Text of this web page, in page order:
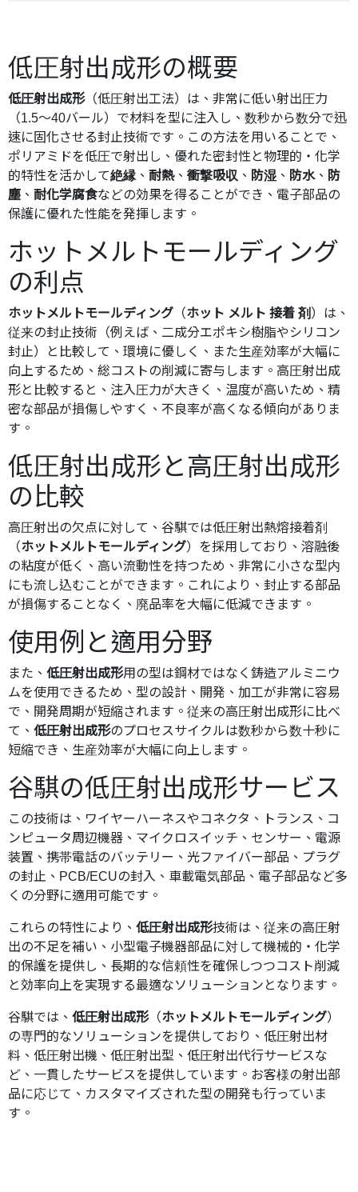
低圧射出成形の概要
低圧射出成形（低圧射出工法）は、非常に低い射出圧力
（1.5〜40バール）で材料を型に注入し、数秒から数分で迅
速に固化させる封止技術です。この方法を用いることで、
ポリアミドを低圧で射出し、優れた密封性と物理的・化学
的特性を活かして絶縁 、 耐熱、 衝撃吸収 、 防湿 、 防水、 防
塵 、 耐化学腐食などの効果を得ることができ、電子部品の
保護に優れた性能を発揮します。
ホットメルトモールディング
の利点
ホットメルトモールディング （ホット メルト 接着 剤 ）は、
従来の封止技術（例えば、二成分エポキシ樹脂やシリコン
封止）と比較して、環境に優しく、また生産効率が大幅に
向上するため、総コストの削減に寄与します。高圧射出成
形と比較すると、注入圧力が大きく、温度が高いため、精
密な部品が損傷しやすく、不良率が高くなる傾向がありま
す。
低圧射出成形と高圧射出成形
の比較
高圧射出の欠点に対して、谷騏では低圧射出熱熔接着剤
（ホットメルトモールディング）を採用しており、溶融後
の粘度が低く、高い流動性を持つため、非常に小さな型内
にも流し込むことができます。これにより、封止する部品
が損傷することなく、廃品率を大幅に低減できます。
使用例と適用分野
また、 低圧射出成形用の型は鋼材ではなく鋳造アルミニウ
ムを使用できるため、型の設計、開発、加工が非常に容易
で、開発周期が短縮されます。従来の高圧射出成形に比べ
て、 低圧射出成形のプロセスサイクルは数秒から数十秒に
短縮でき、生産効率が大幅に向上します。
谷騏の低圧射出成形サービス
この技術は、ワイヤーハーネスやコネクタ、トランス、コ
ンピュータ周辺機器、マイクロスイッチ、センサー、電源
装置、携帯電話のバッテリー、光ファイバー部品、プラグ
の封止、PCB/ECUの封入、車載電気部品、電子部品など多
くの分野に適用可能です。
これらの特性により、 低圧射出成形技術は、従来の高圧射
出の不足を補い、小型電子機器部品に対して機械的・化学
的保護を提供し、長期的な信頼性を確保しつつコスト削減
と効率向上を実現する最適なソリューションとなります。
谷騏では、 低圧射出成形（ホットメルトモールディング）
の専門的なソリューションを提供しており、低圧射出材
料、低圧射出機、低圧射出型、低圧射出代行サービスな
ど、一貫したサービスを提供しています。お客様の射出部
品に応じて、カスタマイズされた型の開発も行っていま
す。